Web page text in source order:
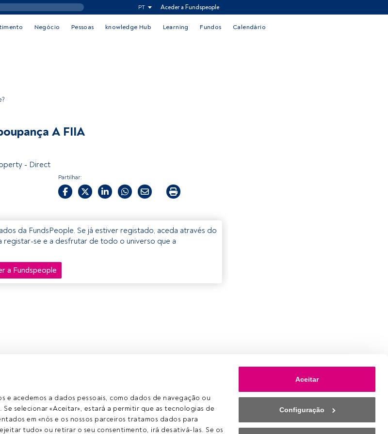
e acedemos a dados pessoais, como dados de navegação ou
selecionar «Aceitar», estará a permitir que as tecnologias de
em «nós e os nossos parceiros tratamos dados para
tudo» ou retirar o seu consentimento, irá desativá-las. Se os
Aceitar
Configuração
PT Aceder a Fundspeople
Negócio Pessoas knowledge Hub Learning Fundos Calendário
A FIIA
- Direct
Partilhar:
da FundsPeople. Se já estiver registado, aceda através do
registar-se e a desfrutar de todo o universo que a
a Fundspeople